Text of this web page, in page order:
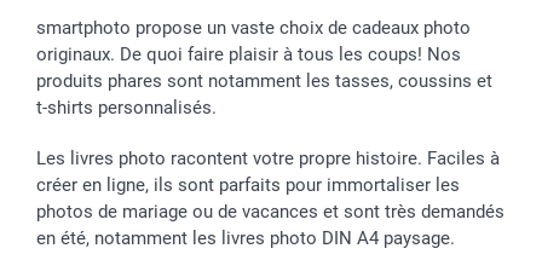
Tous les évènements
Statut de ma commande
smarfriends
smartgarantie
smartbonus
smartphoto propose un vaste choix de cadeaux photo
originaux. De quoi faire plaisir à tous les coups! Nos
produits phares sont notamment les tasses, coussins et
t-shirts personnalisés.
Les livres photo racontent votre propre histoire. Faciles à
créer en ligne, ils sont parfaits pour immortaliser les
photos de mariage ou de vacances et sont très demandés
en été, notamment les livres photo DIN A4 paysage.